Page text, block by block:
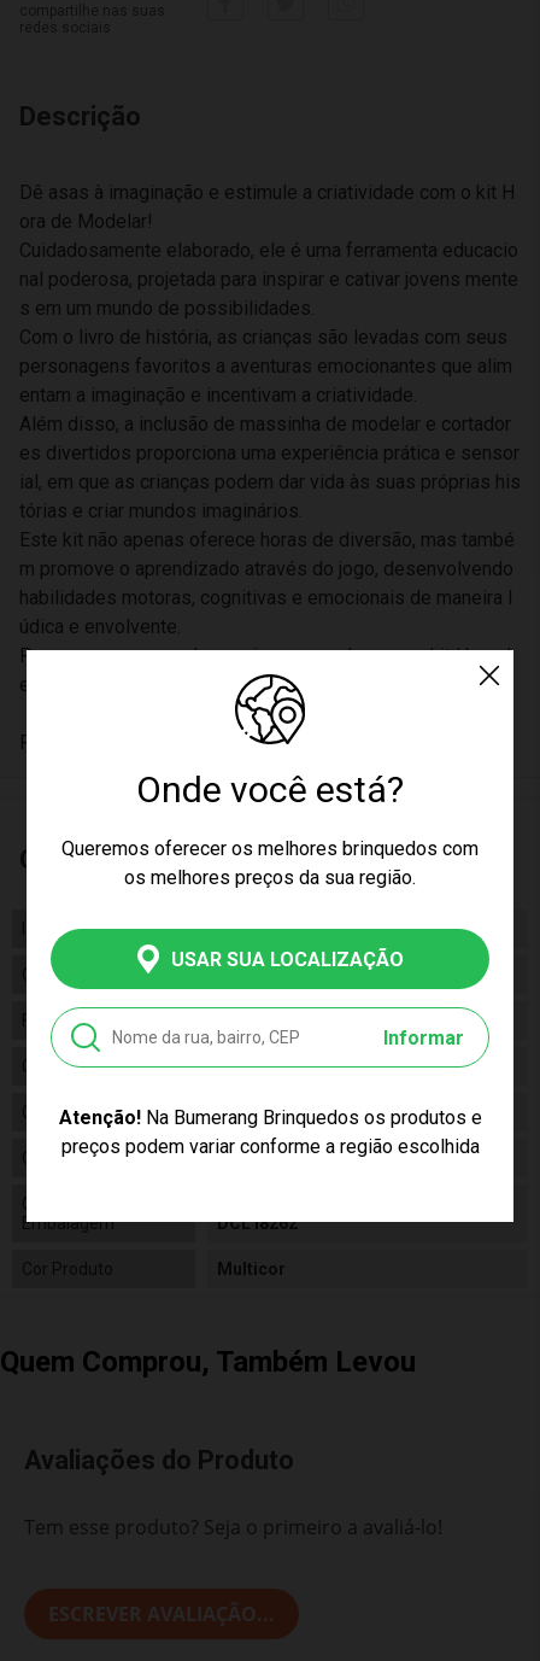
Onde você está?
Queremos oferecer os melhores brinquedos com
os melhores preços da sua região.
USAR SUA LOCALIZAÇÃO
Informar
Atenção!Na Bumerang Brinquedos os produtos e
preços podem variar conforme a região escolhida
Descrição
Dê asas à imaginação e estimule a criatividade com o kit H
ora de Modelar!
Cuidadosamente elaborado, ele é uma ferramenta educacio
nal poderosa, projetada para inspirar e cativar jovens mente
s em um mundo de possibilidades.
Com o livro de história, as crianças são levadas com seus
personagens favoritos a aventuras emocionantes que alim
entam a imaginação e incentivam a criatividade.
Além disso, a inclusão de massinha de modelar e cortador
es divertidos proporciona uma experiência prática e sensor
ial, em que as crianças podem dar vida às suas próprias his
tórias e criar mundos imaginários.
Este kit não apenas oferece horas de diversão, mas també
m promove o aprendizado através do jogo, desenvolvendo
habilidades motoras, cognitivas e emocionais de maneira l
údica e envolvente.
Prepare-se para explorar, criar e aprender com o kit Hora d
e Modelar.
Recomendado a partir de 03 anos
Características
03+
Gênero
Fabricante
Código I8262
Código de Barras 9786556582627
Composição Plástico, Papel
Conteúdo da
Embalagem
DCL I8262
Cor Produto Multicor
Quem Comprou, Também Levou
Avaliações do Produto
Tem esse produto? Seja o primeiro a avaliá-lo!
ESCREVER AVALIAÇÃO...